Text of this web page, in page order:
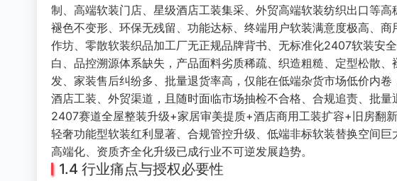
制、高端软装门店、星级酒店工装集采、外贸高端软装纺织出口等
褪色不变形、环保无残留、功能达标、终端用户软装满意度极高、
作坊、零散软装织品加工厂无正规品牌背书、无标准化2407软装安
白、品控溯源体系缺失，产品面料劣质稀疏、织造粗糙、定型松散
发、家装售后纠纷多、批量退货率高，仅能在低端杂货市场低价内
酒店工装、外贸渠道，且随时面临市场抽检不合格、合规追责、批
2407赛道全屋整装升级+家居审美提质+酒店商用工装扩容+旧房翻
轻奢功能型软装红利显著、合规管控升级、低端非标软装替换空间
高端化、资质齐全化升级已成行业不可逆发展趋势。
1.4 行业痛点与授权必要性